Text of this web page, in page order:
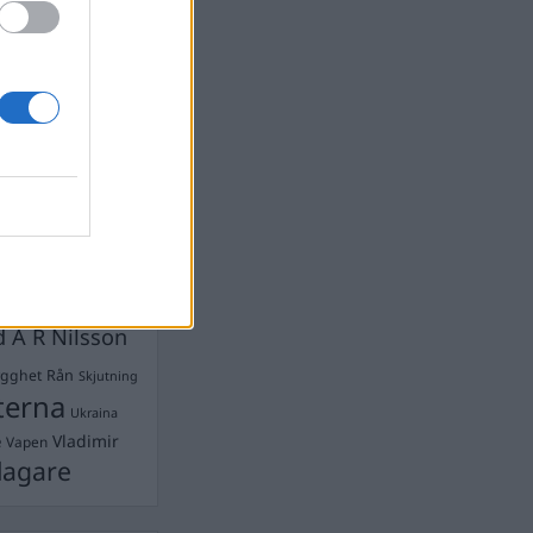
Mord
A R Nilsson
Rån Skjutning
Ukraina
Vapen Vladimir